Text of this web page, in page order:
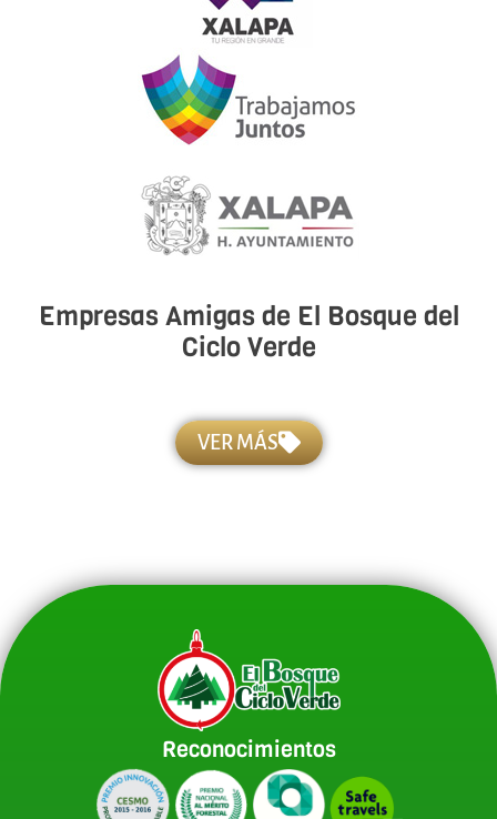
Empresas Amigas de El Bosque del
Ciclo Verde
VER MÁS
Reconocimientos